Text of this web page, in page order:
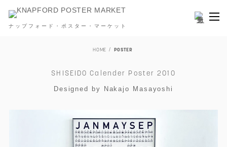
ナップフォード・ポスター・マーケット
HOME POSTER
SHISEIDO Calender Poster 2010
Designed by Nakajo Masayoshi